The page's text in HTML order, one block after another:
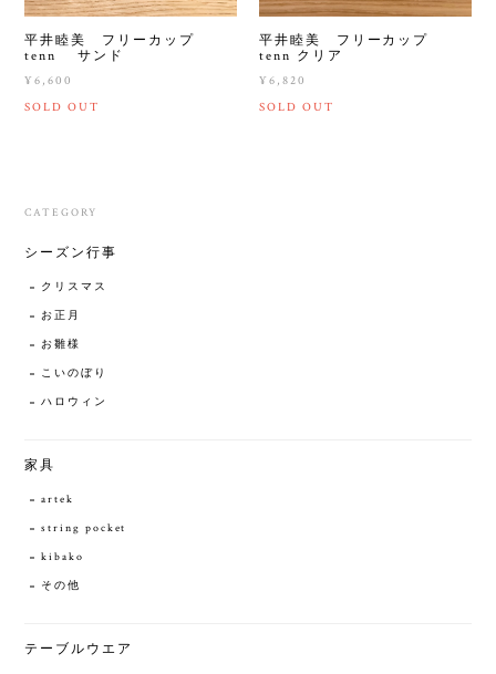
平井睦美 フリーカップ
tenn サンド
¥6,600
SOLD OUT
平井睦美 フリーカップ
tenn クリア
¥6,820
SOLD OUT
CATEGORY
シーズン行事
クリスマス
お正月
お雛様
こいのぼり
ハロウィン
家具
artek
string pocket
kibako
その他
テーブルウエア